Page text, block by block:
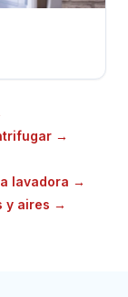
→
lavadora →
y aires →